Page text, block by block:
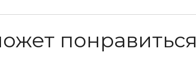
понравиться